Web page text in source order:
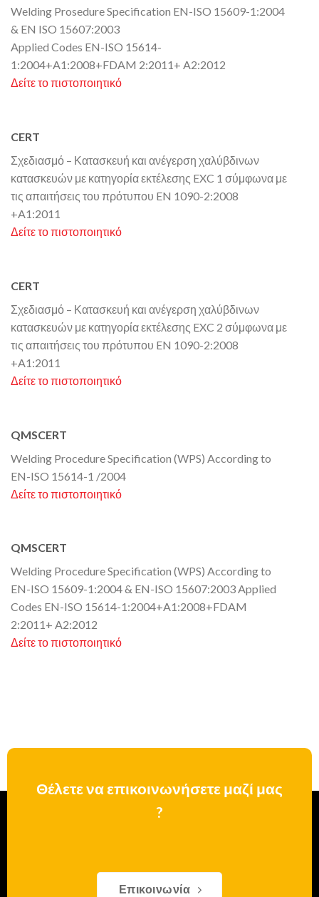
Welding Prosedure Specification EN-ISO 15609-1:2004
& EN ISO 15607:2003
Applied Codes EN-ISO 15614-
1:2004+A1:2008+FDAM 2:2011+ A2:2012
Δείτε το πιστοποιητικό
CERT
Σχεδιασμό – Κατασκευή και ανέγερση χαλύβδινων
κατασκευών με κατηγορία εκτέλεσης EXC 1 σύμφωνα με
τις απαιτήσεις του πρότυπου EN 1090-2:2008
+A1:2011
Δείτε το πιστοποιητικό
CERT
Σχεδιασμό – Κατασκευή και ανέγερση χαλύβδινων
κατασκευών με κατηγορία εκτέλεσης EXC 2 σύμφωνα με
τις απαιτήσεις του πρότυπου EN 1090-2:2008
+A1:2011
Δείτε το πιστοποιητικό
QMSCERT
Welding Procedure Specification (WPS) According to
EN-ISO 15614-1 /2004
Δείτε το πιστοποιητικό
QMSCERT
Welding Procedure Specification (WPS) According to
EN-ISO 15609-1:2004 & EN-ISO 15607:2003 Applied
Codes EN-ISO 15614-1:2004+A1:2008+FDAM
2:2011+ A2:2012
Δείτε το πιστοποιητικό
Θέλετε να επικοινωνήσετε μαζί μας
?
Επικοινωνία